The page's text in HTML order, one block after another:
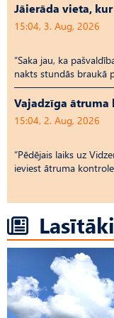
Jāierāda vieta,
15:04, 3. Aug, 2026
“Saka jau, ka
nakts stundās braukā
Vajadzīga ātruma
15:04, 2. Aug, 2026
“Pēdējais laiks uz
ieviest ātruma